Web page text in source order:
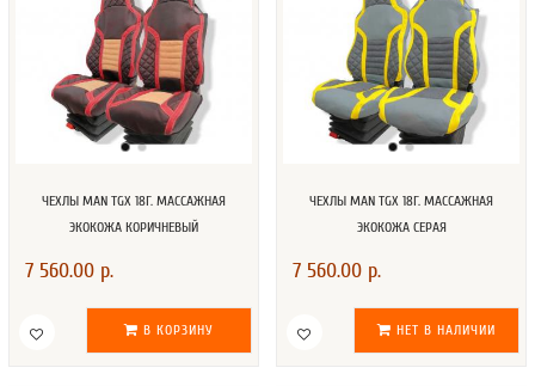
ЧЕХЛЫ MAN TGX 18Г. МАССАЖНАЯ
ЭКОКОЖА КОРИЧНЕВЫЙ
7 560.00 р.
В КОРЗИНУ
ЧЕХЛЫ MAN TGX 18Г. МАССАЖНАЯ
ЭКОКОЖА СЕРАЯ
7 560.00 р.
НЕТ В НАЛИЧИИ